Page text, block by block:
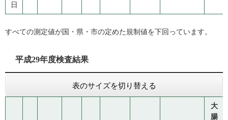
日
すべての測定値が国・県・市の定めた規制値を下回っています。
平成29年度検査結果
表のサイズを切り替える
大
腸